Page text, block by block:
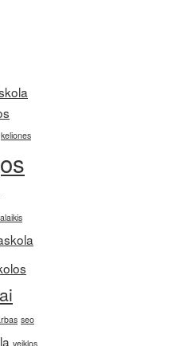
keliones
seo
veiklos